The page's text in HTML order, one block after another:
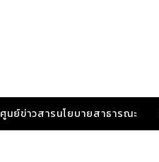
ศูนย์ข่าวสารนโยบายสาธารณะ